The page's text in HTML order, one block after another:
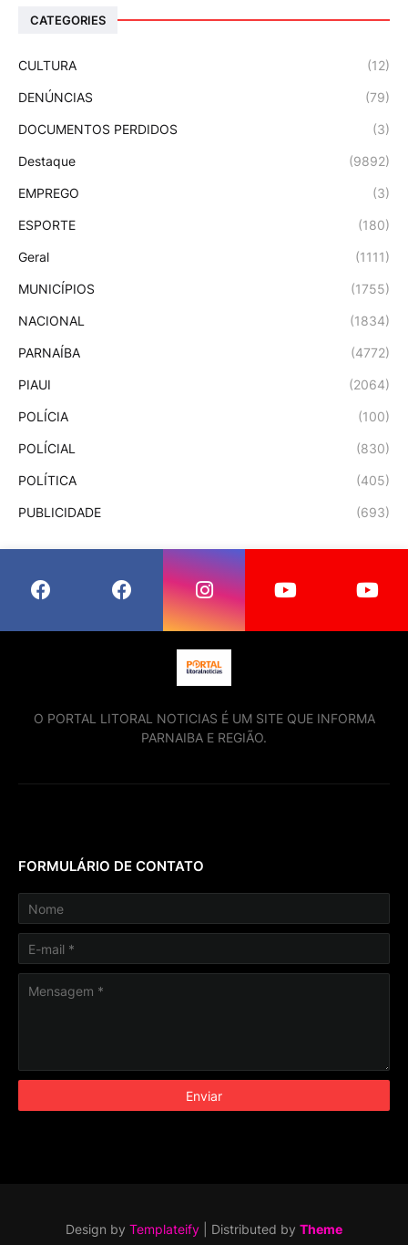
CATEGORIES
CULTURA (12)
DENÚNCIAS (79)
DOCUMENTOS PERDIDOS (3)
Destaque (9892)
EMPREGO (3)
ESPORTE (180)
Geral (1111)
MUNICÍPIOS (1755)
NACIONAL (1834)
PARNAÍBA (4772)
PIAUI (2064)
POLÍCIA (100)
POLÍCIAL (830)
POLÍTICA (405)
PUBLICIDADE (693)
O PORTAL LITORAL NOTICIAS É UM SITE QUE INFORMA
PARNAIBA E REGIÃO.
FORMULÁRIO DE CONTATO
Design by Templateify | Distributed by Theme